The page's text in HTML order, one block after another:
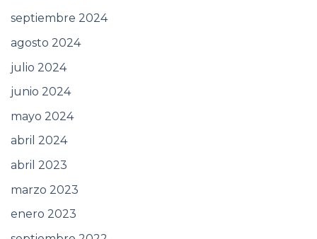
septiembre 2024
agosto 2024
julio 2024
junio 2024
mayo 2024
abril 2024
abril 2023
marzo 2023
enero 2023